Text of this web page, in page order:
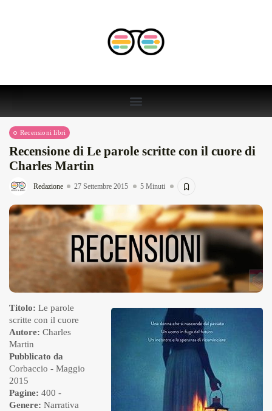
Recensioni libri
Recensione di Le parole scritte con il cuore di
Charles Martin
Redazione 27 Settembre 2015 5 Minuti
Titolo: Le parole
scritte con il cuore
Autore: Charles
Martin
Pubblicato da
Corbaccio - Maggio
2015
Pagine: 400 -
Genere: Narrativa